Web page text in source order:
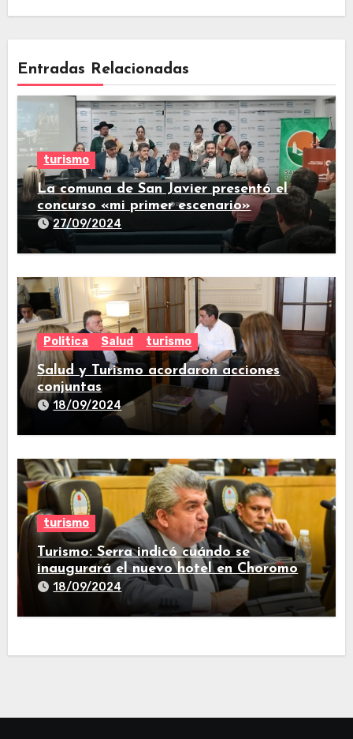
Entradas Relacionadas
turismo
La comuna de San Javier presentó el
concurso «mi primer escenario»
27/09/2024
Politica Salud turismo
Salud y Turismo acordaron acciones
conjuntas
18/09/2024
turismo
Turismo: Serra indicó cuándo se
inaugurará el nuevo hotel en Choromo
18/09/2024